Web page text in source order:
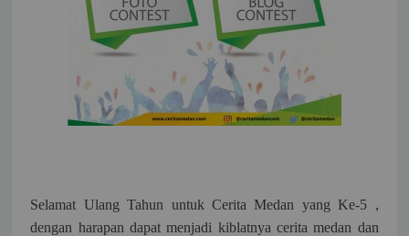
Selamat Ulang Tahun untuk Cerita Medan yang Ke-5 ,
dengan harapan dapat menjadi kiblatnya cerita medan dan